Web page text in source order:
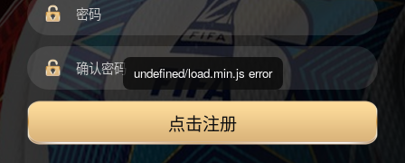
点击注册
undefined/load.min.js error